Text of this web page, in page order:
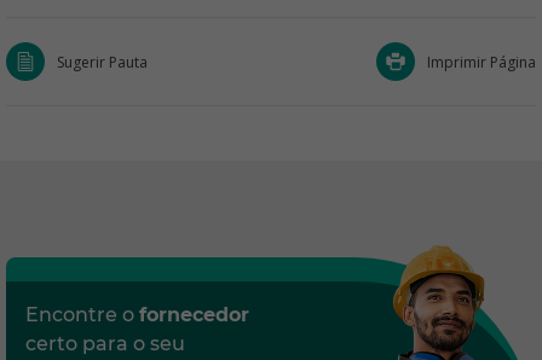
Sugerir Pauta Imprimir Página
Encontre o fornecedor
certo para o seu